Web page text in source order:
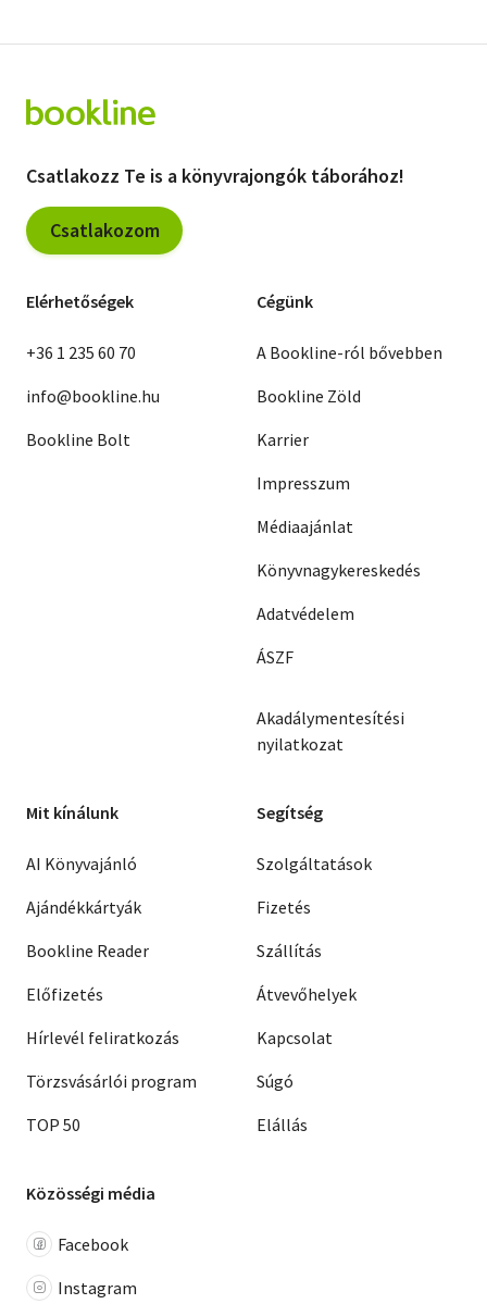
Csatlakozz Te is a könyvrajongók táborához!
Csatlakozom
Elérhetőségek
+36 1 235 60 70
info@bookline.hu
Bookline Bolt
Cégünk
A Bookline-ról bővebben
Bookline Zöld
Karrier
Impresszum
Médiaajánlat
Könyvnagykereskedés
Adatvédelem
ÁSZF
Akadálymentesítési
nyilatkozat
Mit kínálunk
AI Könyvajánló
Ajándékkártyák
Bookline Reader
Előfizetés
Hírlevél feliratkozás
Törzsvásárlói program
TOP 50
Segítség
Szolgáltatások
Fizetés
Szállítás
Átvevőhelyek
Kapcsolat
Súgó
Elállás
Közösségi média
Facebook
Instagram